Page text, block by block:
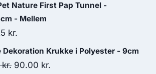
Nature First Pap Tunnel -
- Mellem
kr.
aktuelle
pris
Dekoration Krukke i Polyester - 9cm
kr. Den
90.00 kr.